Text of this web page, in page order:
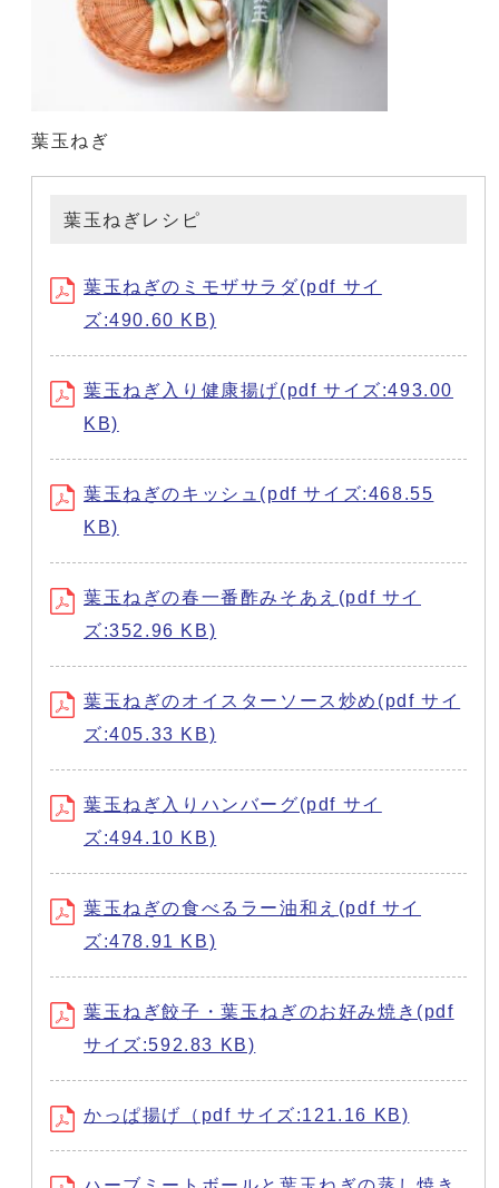
葉玉ねぎ
葉玉ねぎレシピ
葉玉ねぎのミモザサラダ(pdf サイ
ズ:490.60 KB)
葉玉ねぎ入り健康揚げ(pdf サイズ:493.00
KB)
葉玉ねぎのキッシュ(pdf サイズ:468.55
KB)
葉玉ねぎの春一番酢みそあえ(pdf サイ
ズ:352.96 KB)
葉玉ねぎのオイスターソース炒め(pdf サイ
ズ:405.33 KB)
葉玉ねぎ入りハンバーグ(pdf サイ
ズ:494.10 KB)
葉玉ねぎの食べるラー油和え(pdf サイ
ズ:478.91 KB)
葉玉ねぎ餃子・葉玉ねぎのお好み焼き(pdf
サイズ:592.83 KB)
かっぱ揚げ（pdf サイズ:121.16 KB)